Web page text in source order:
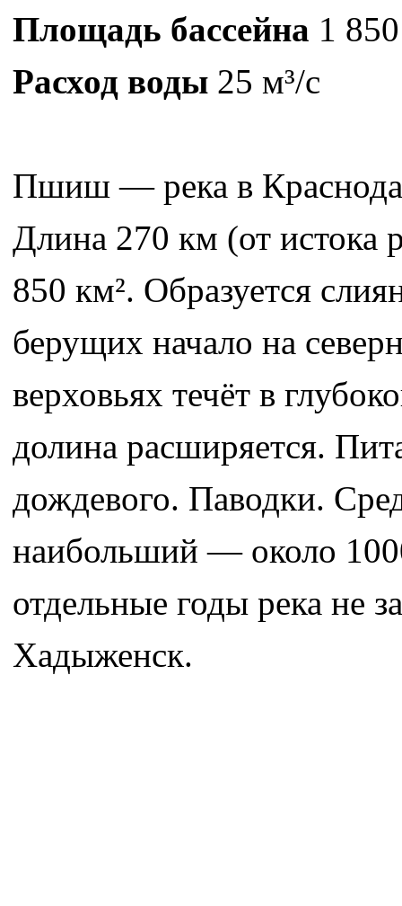
Площадь бассейна 1
Расход воды 25 м³/с
Пшиш — река в
Длина 270 км (от
850 км². Образуется
берущих начало на
верховьях течёт в
долина расширяется.
дождевого. Паводки.
наибольший — около
отдельные годы река не
Хадыженск.